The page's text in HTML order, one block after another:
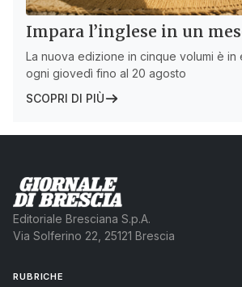
Impara l’inglese in un
La nuova edizione in cinque volumi è in
ogni giovedì fino al 20 agosto
SCOPRI DI PIÙ
Editoriale Bresciana S.p.A.
Via Solferino 22, 25121 Brescia
RUBRICHE